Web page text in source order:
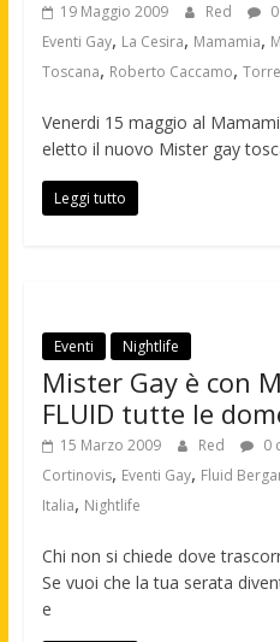
19 Maggio 2009 Red
Eventi Gay, La Cesira, Mamamia,
Toscana, Roberto Caccamo,
Venerdi 15 maggio al
eletto il nuovo Mister gay
Leggi tutto
Eventi Nightlife
Mister Gay è con
FLUID tutte le
15 Marzo 2009 Red 0
Cortinovis, Eventi Gay, Fluid
Italia, Nightlife
Chi non si chiede dove
Se vuoi che la tua serata
e